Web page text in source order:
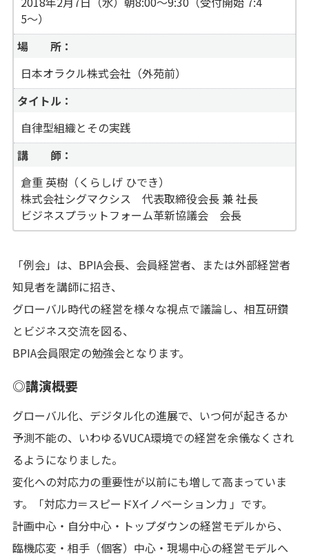
5〜）
場 所：
日本オラクル株式会社（外苑前）
タイトル：
自律型組織とその実践
講 師：
倉重 英樹（くらしげ ひでき）
株式会社シグマクシス 代表取締役会長 兼 社長
ビジネスプラットフォーム革新協議会 会長
「例会」は、BPIA会長、会員経営者、または外部経営者
知見者を講師に招き、
グローバル時代の経営を様々な視点で議論し、相互研鑽
とビジネス交流を図る、
BPIA会員限定の勉強会となります。
◎講演概要
グローバル化、デジタル化の進展で、いつ何が起きるか
予測不能の、いわゆるVUCA環境での経営を余儀なくされ
るようになりました。
変化への対応力の重要性が以前にも増して高まっていま
す。「対応力＝スピードXイノベーション力 」です。
計画中心・自分中心・トップダウンの経営モデルから、
臨機応変・相手（個客）中心・現場中心の経営モデルへ